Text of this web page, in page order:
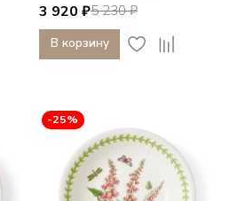
5 230 ₽
3 920 ₽
В корзину
-25%